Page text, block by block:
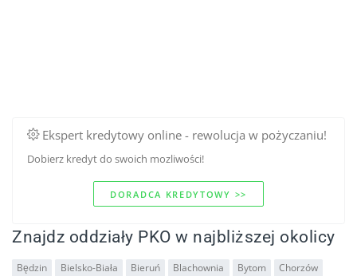
Ekspert kredytowy online - rewolucja w pożyczaniu!
Dobierz kredyt do swoich mozliwości!
DORADCA KREDYTOWY >>
Znajdz oddziały PKO w najbliższej okolicy
Będzin Bielsko-Biała Bieruń Blachownia Bytom
Chorzów